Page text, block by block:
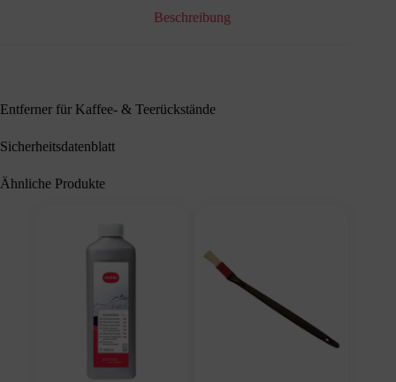
Beschreibung
Entferner für Kaffee- & Teerückstände
Sicherheitsdatenblatt
Ähnliche Produkte